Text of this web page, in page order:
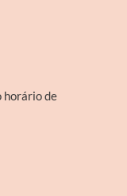
horário de